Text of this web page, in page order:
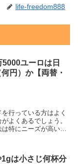
life-freedom888
ユーロは日
円）か【両替・
行っている方はよく
よくあるでしょう。
特にニーズが高いた
は小さじ何杯分